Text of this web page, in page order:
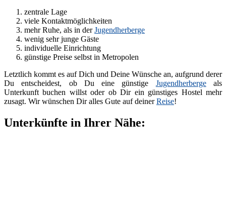
zentrale Lage
viele Kontaktmöglichkeiten
mehr Ruhe, als in derJugendherberge
wenig sehr junge Gäste
individuelle Einrichtung
günstige Preise selbst in Metropolen
Letztlich kommt es auf Dich und Deine Wünsche an, aufgrund derer
Du entscheidest, ob Du eine günstige Jugendherbergeals
Unterkunft buchen willst oder ob Dir ein günstiges Hostel mehr
zusagt. Wir wünschen Dir alles Gute auf deinerReise!
Unterkünfte in Ihrer Nähe: